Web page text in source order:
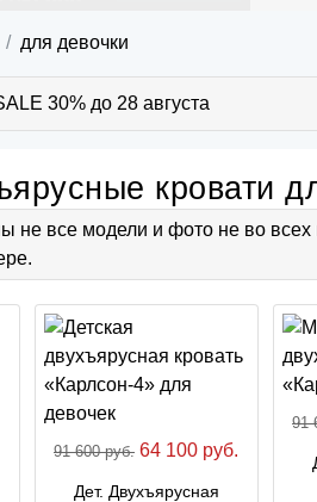
для девочки
30% до 28 августа
кровати
не все модели и фото не во
91 600 руб. 64 100 руб.
Дет. Двухъярусная
91